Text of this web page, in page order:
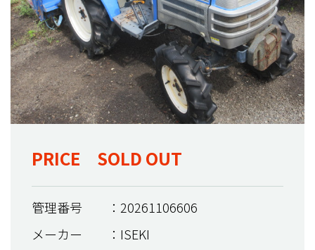
PRICE SOLD OUT
管理番号
：20261106606
メーカー
：ISEKI